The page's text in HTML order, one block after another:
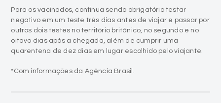
Para os vacinados, continua sendo obrigatório testar
negativo em um teste três dias antes de viajar e passar por
outros dois testes no território britânico, no segundo e no
oitavo dias após a chegada, além de cumprir uma
quarentena de dez dias em lugar escolhido pelo viajante.
*Com informações da Agência Brasil.